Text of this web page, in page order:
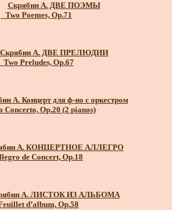
Скрябин А. ДВЕ ПОЭМЫ
_Two Poemes, Op.71
Скрябин А. ДВЕ ПРЕЛЮДИИ
_Two Preludes, Op.67
А. Концерт для ф-но с оркестром
Concerto, Op.20 (2 pianos)
А. КОНЦЕРТНОЕ АЛЛЕГРО
de Concert, Op.18
А. ЛИСТОК ИЗ АЛЬБОМА
d’album, Op.58